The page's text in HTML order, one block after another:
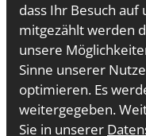
dass Ihr Besuch
mitgezählt werden
unsere
Sinne unserer
optimieren. Es
weitergegeben.
Sie in unserer